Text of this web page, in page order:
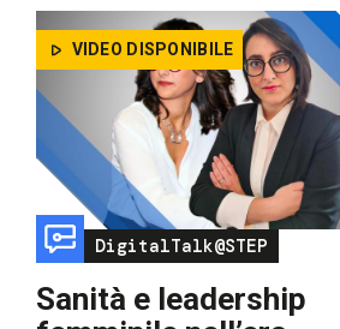
VIDEO DISPONIBILE
Image
DigitalTalk@STEP
Sanità e leadership